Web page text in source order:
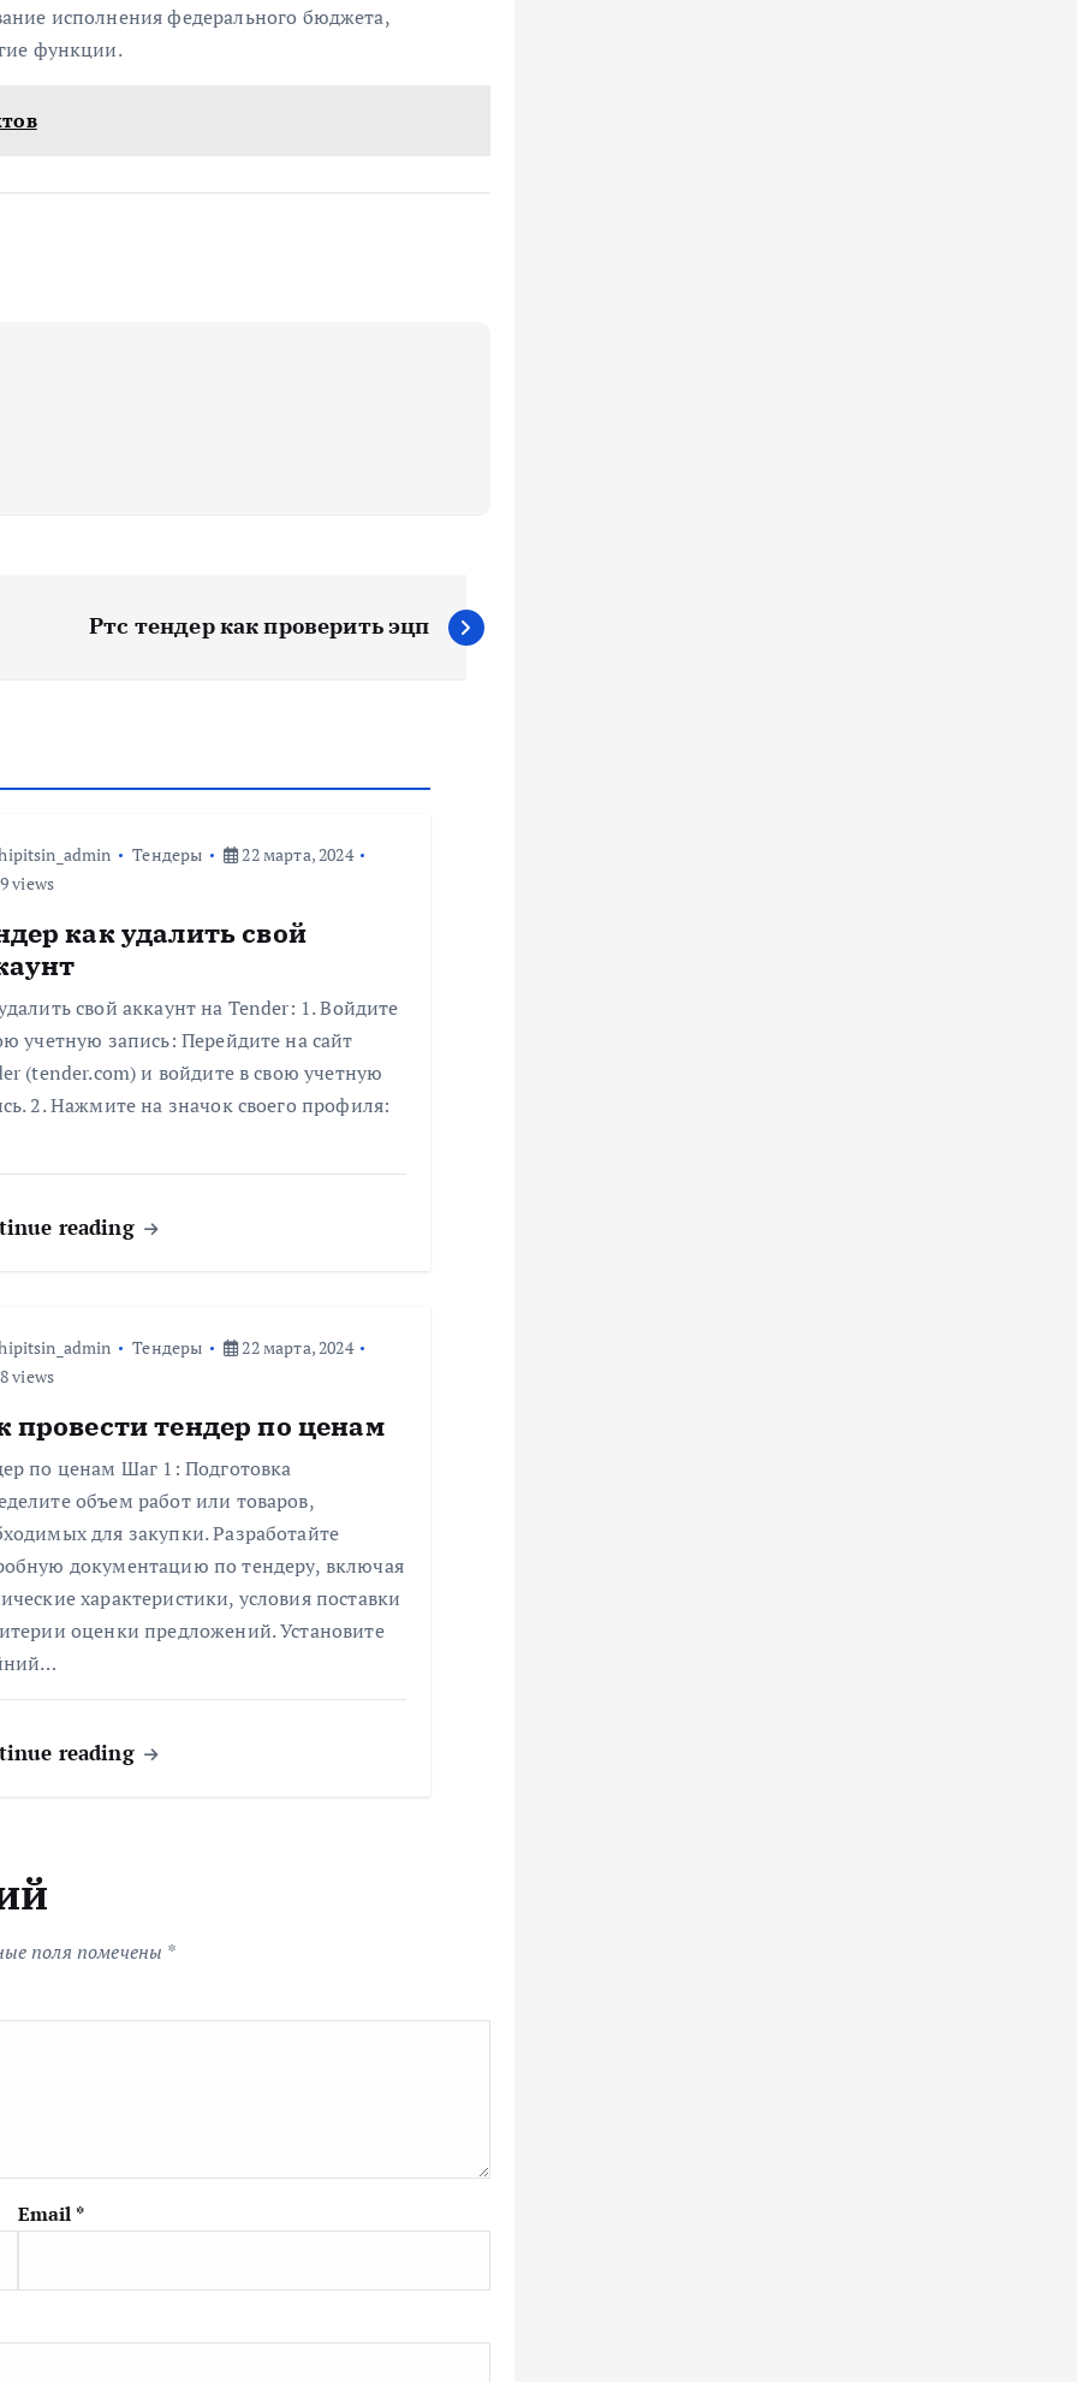
исполнения федерального бюджета,
функции.
Ртс тендер как проверить эцп
Тендеры
22 марта, 2024
views
как удалить свой
свой аккаунт на Tender: 1. Войдите
учетную запись: Перейдите на сайт
(tender.com) и войдите в свою учетную
2. Нажмите на значок своего профиля:
reading
Тендеры
22 марта, 2024
views
провести тендер по ценам
по ценам Шаг 1: Подготовка
объем работ или товаров,
для закупки. Разработайте
документацию по тендеру, включая
характеристики, условия поставки
оценки предложений. Установите
reading
поля помечены *
Email *